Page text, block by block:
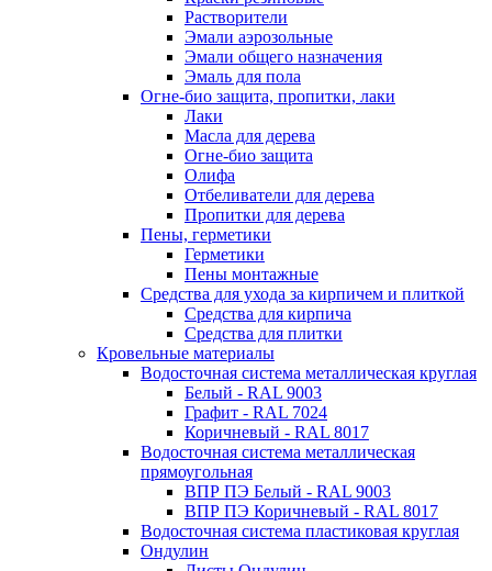
Растворители
Эмали аэрозольные
Эмали общего назначения
Эмаль для пола
Огне-био защита, пропитки, лаки
Лаки
Масла для дерева
Огне-био защита
Олифа
Отбеливатели для дерева
Пропитки для дерева
Пены, герметики
Герметики
Пены монтажные
Средства для ухода за кирпичем и плиткой
Средства для кирпича
Средства для плитки
Кровельные материалы
Водосточная система металлическая круглая
Белый - RAL 9003
Графит - RAL 7024
Коричневый - RAL 8017
Водосточная система металлическая
прямоугольная
ВПР ПЭ Белый - RAL 9003
ВПР ПЭ Коричневый - RAL 8017
Водосточная система пластиковая круглая
Ондулин